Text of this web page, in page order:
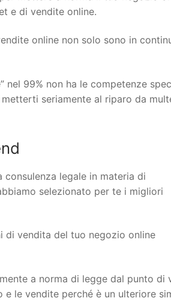
e di vendite online.
online non solo sono in
nel 99% non ha le competenze
seriamente al riparo da
consulenza legale in materia di
selezionato per te i migliori
di vendita del tuo negozio online
a norma di legge dal punto di
le vendite perché è un ulteriore